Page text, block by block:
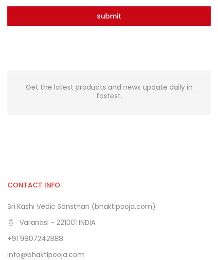
Get the latest products and news update daily in
fastest.
CONTACT INFO
Sri Kashi Vedic Sansthan (bhaktipooja.com)
Varanasi - 221001 INDIA
+91 9807242888
info@bhaktipooja.com